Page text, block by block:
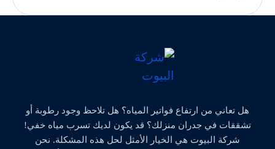
هل تعاني من ارتفاع فواتير المياه؟ هل تلاحظ وجود رطوبة أو
تشققات في جدران منزلك؟ قد يكون لديك تسرب مياه خفي!
شركة البيوت هي الخيار الأمثل لحل هذه المشكلة. نحن